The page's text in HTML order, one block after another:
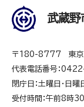
武蔵野
〒180-8777 東京
代表電話番号：
閉庁日：土曜日・日
受付時間：午前8時